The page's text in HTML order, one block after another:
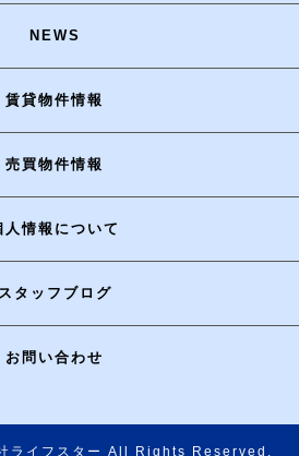
NEWS
賃貸物件情報
売買物件情報
人情報について
スタッフブログ
お問い合わせ
ライフスター All Rights Reserved.